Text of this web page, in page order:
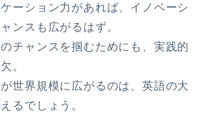
ーション力があれば、イノベーシ
ンスも広がるはず。
チャンスを掴むためにも、実践的
。
世界規模に広がるのは、英語の大
るでしょう。